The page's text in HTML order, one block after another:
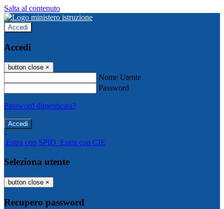
Salta al contenuto
Accedi
Accedi
button close ×
Nome Utente
Password
Password dimenticata?
-
Entra con SPID Entra con CIE
Seleziona utente
button close ×
Recupero password